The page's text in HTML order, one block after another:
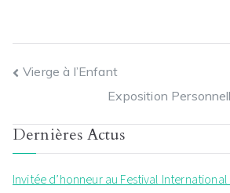
Vierge à l’Enfant
Exposition
Dernières Actus
Invitée d’honneur au Festival